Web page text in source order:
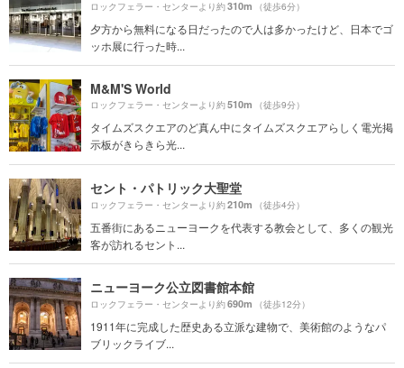
ロックフェラー・センターより約310m （徒歩6分）
夕方から無料になる日だったので人は多かったけど、日本でゴ
ッホ展に行った時...
M&M'S World
ロックフェラー・センターより約510m （徒歩9分）
タイムズスクエアのど真ん中にタイムズスクエアらしく電光掲
示板がきらきら光...
セント・パトリック大聖堂
ロックフェラー・センターより約210m （徒歩4分）
五番街にあるニューヨークを代表する教会として、多くの観光
客が訪れるセント...
ニューヨーク公立図書館本館
ロックフェラー・センターより約690m （徒歩12分）
1911年に完成した歴史ある立派な建物で、美術館のようなパ
ブリックライブ...